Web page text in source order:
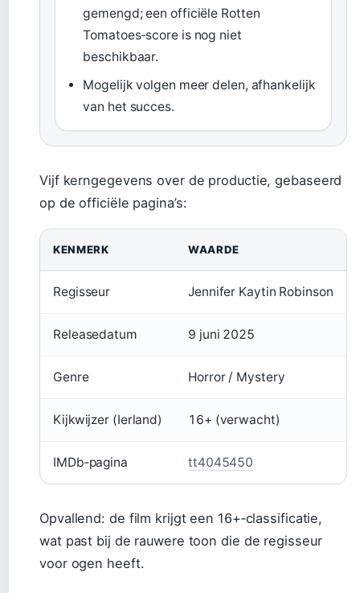
gemengd; een officiële Rotten
Tomatoes‑score is nog niet
beschikbaar.
Mogelijk volgen meer delen, afhankelijk
van het succes.
Vijf kerngegevens over de productie, gebaseerd
op de officiële pagina’s:
KENMERK WAARDE
Regisseur Jennifer Kaytin Robinson
Releasedatum 9 juni 2025
Genre Horror / Mystery
Kijkwijzer (Ierland) 16+ (verwacht)
IMDb‑pagina tt4045450
Opvallend: de film krijgt een 16+‑classificatie,
wat past bij de rauwere toon die de regisseur
voor ogen heeft.